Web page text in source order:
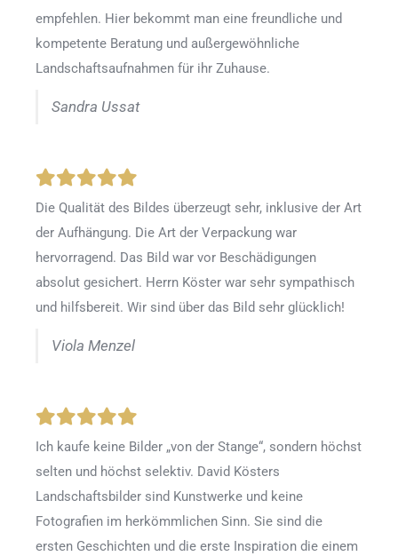
empfehlen. Hier bekommt man eine freundliche und
kompetente Beratung und außergewöhnliche
Landschaftsaufnahmen für ihr Zuhause.
Sandra Ussat
Die Qualität des Bildes überzeugt sehr, inklusive der Art
der Aufhängung. Die Art der Verpackung war
hervorragend. Das Bild war vor Beschädigungen
absolut gesichert. Herrn Köster war sehr sympathisch
und hilfsbereit. Wir sind über das Bild sehr glücklich!
Viola Menzel
Ich kaufe keine Bilder „von der Stange“, sondern höchst
selten und höchst selektiv. David Kösters
Landschaftsbilder sind Kunstwerke und keine
Fotografien im herkömmlichen Sinn. Sie sind die
ersten Geschichten und die erste Inspiration die einem